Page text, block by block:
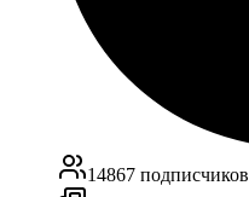
14867 подписчиков